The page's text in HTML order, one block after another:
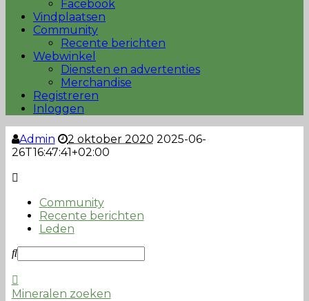
Facebook
Vindplaatsen
Community
Recente berichten
Webwinkel
Diensten en advertenties
Merchandise
Registreren
Inloggen
Admin 2 oktober 2020 2025-06-
26T16:47:41+02:00
Community
Recente berichten
Leden
Mineralen zoeken